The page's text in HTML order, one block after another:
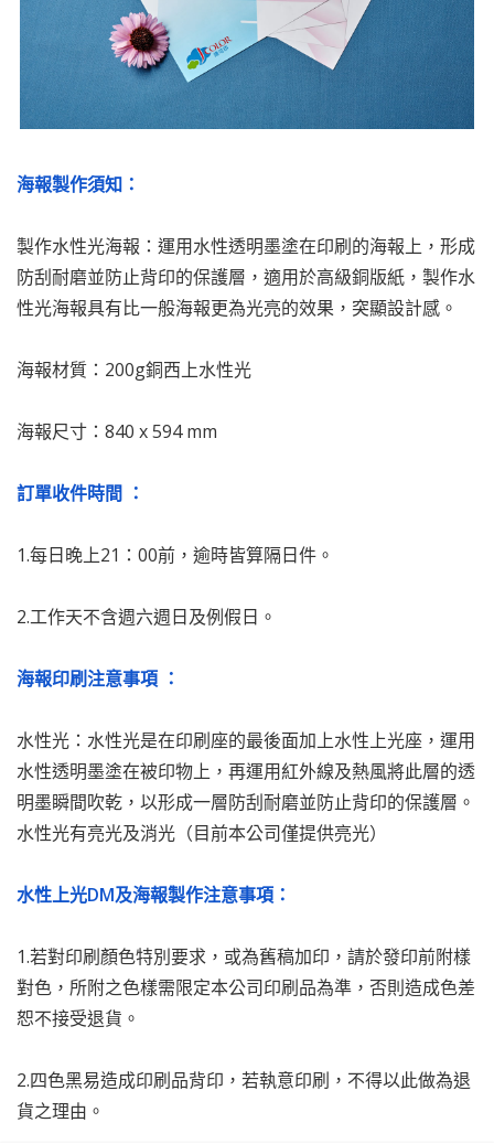
海報製作須知：
製作水性光海報：運用水性透明墨塗在印刷的海報上，形成
防刮耐磨並防止背印的保護層，適用於高級銅版紙，製作水
性光海報具有比一般海報更為光亮的效果，突顯設計感。
海報材質：200g銅西上水性光
海報尺寸：840 x 594 mm
訂單收件時間 ：
1.每日晚上21：00前，逾時皆算隔日件。
2.工作天不含週六週日及例假日。
海報印刷注意事項 ：
水性光：水性光是在印刷座的最後面加上水性上光座，運用
水性透明墨塗在被印物上，再運用紅外線及熱風將此層的透
明墨瞬間吹乾，以形成一層防刮耐磨並防止背印的保護層。
水性光有亮光及消光（目前本公司僅提供亮光）
水性上光DM及海報製作注意事項：
1.若對印刷顏色特別要求，或為舊稿加印，請於發印前附樣
對色，所附之色樣需限定本公司印刷品為準，否則造成色差
恕不接受退貨。
2.四色黑易造成印刷品背印，若執意印刷，不得以此做為退
貨之理由。